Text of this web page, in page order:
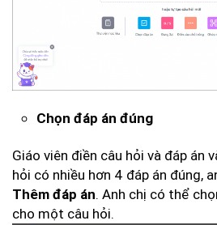
Chọn đáp án đúng
Giáo viên điền câu hỏi và đáp án
hỏi có nhiều hơn 4 đáp án đúng,
Thêm đáp án. Anh chị có thể
cho một câu hỏi.